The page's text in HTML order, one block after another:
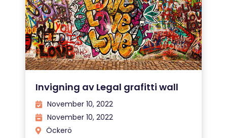
Invigning av Legal grafitti wall
November 10, 2022
November 10, 2022
Öckerö